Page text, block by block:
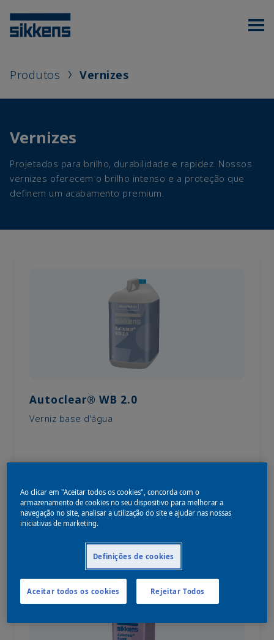
Produtos Vernizes
Vernizes
Projetados para brilho, durabilidade e rapidez. Nossos
vernizes oferecem o brilho intenso e a proteção que
definem um acabamento premium.
Autoclear® WB 2.0
Verniz base d'água
Ao clicar em "Aceitar todos os cookies", concorda com o
armazenamento de cookies no seu dispositivo para melhorar a
navegação no site, analisar a utilização do site e ajudar nas nossas
iniciativas de marketing.
Definições de cookies
Rejeitar Todos
Aceitar todos os cookies